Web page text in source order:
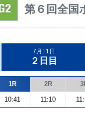
第６回全国
7月11日
２日目
1R 2R
10:41 11:10